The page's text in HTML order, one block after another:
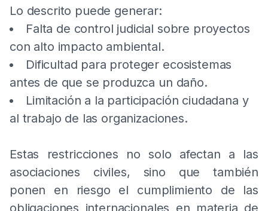
Lo descrito puede generar:
Falta de control judicial sobre proyectos
con alto impacto ambiental.
Dificultad para proteger ecosistemas
antes de que se produzca un daño.
Limitación a la participación ciudadana y
al trabajo de las organizaciones.
Estas restricciones no solo afectan a las
asociaciones civiles, sino que también
ponen en riesgo el cumplimiento de las
obligaciones internacionales en materia de